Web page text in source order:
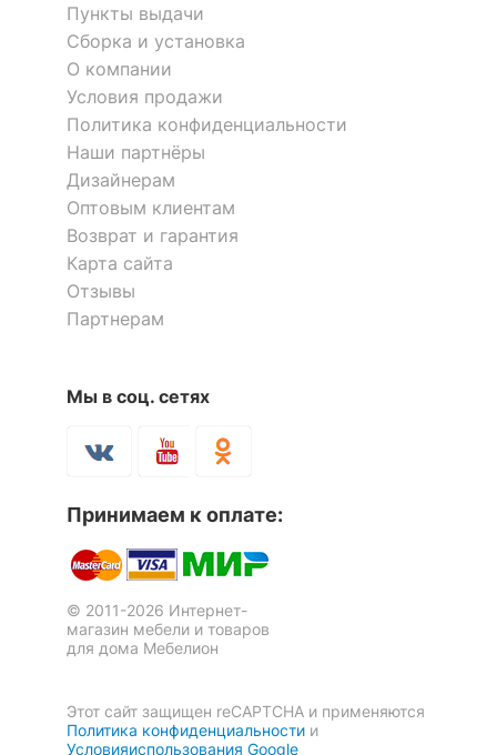
Пункты выдачи
Сборка и установка
О компании
Условия продажи
Политика конфиденциальности
Наши партнёры
Дизайнерам
Оптовым клиентам
Возврат и гарантия
Карта сайта
Отзывы
Партнерам
Мы в соц. сетях
Принимаем к оплате:
© 2011-2026 Интернет-
магазин мебели и товаров
для дома Мебелион
Этот сайт защищен reCAPTCHA и применяются
Политика конфиденциальности и
Условияиспользования Google